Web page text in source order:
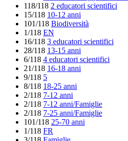
118/118 2 educatori scientifici
15/118 10-12 anni
101/118 Biodiversità
1/118 EN
16/118 3 educatori scientifici
28/118 13-15 anni
6/118 4 educatori scientifici
21/118 16-18 anni
9/118 5
8/118 18-25 anni
2/118 7-12 anni
2/118 7-12 anni/Famiglie
2/118 7-25 anni/Famiglie
101/118 25-70 anni
1/118 FR